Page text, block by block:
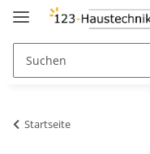
Startseite